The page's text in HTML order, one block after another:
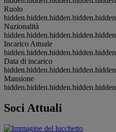
Ruolo
hidden.hidden.hidden.hidden.hidden
Nazionalità
hidden.hidden.hidden.hidden.hidden
Incarico Attuale
hidden.hidden.hidden.hidden.hidden
Data di incarico
hidden.hidden.hidden.hidden.hidden
Mansione
hidden.hidden.hidden.hidden.hidden
Soci Attuali